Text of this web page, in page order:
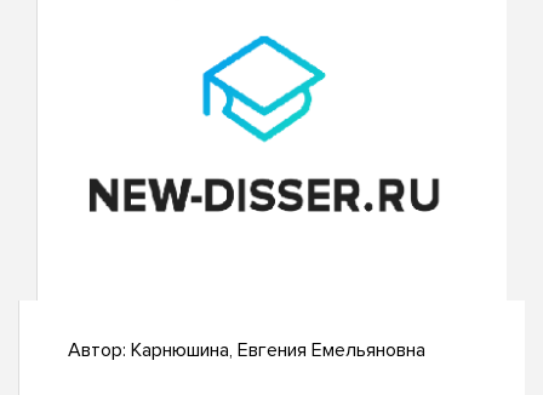
Автор: Карнюшина, Евгения Емельяновна